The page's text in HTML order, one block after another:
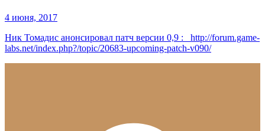
4 июня, 2017
Ник Томадис анонсировал патч версии 0,9 : http://forum.game-
labs.net/index.php?/topic/20683-upcoming-patch-v090/